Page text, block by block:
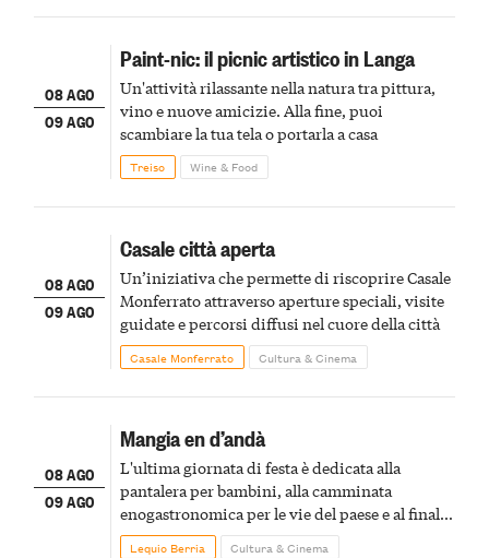
08 AGO
09 AGO
Paint-nic: il picnic artistico in Langa
Un'attività rilassante nella natura tra pittura,
vino e nuove amicizie. Alla fine, puoi
scambiare la tua tela o portarla a casa
Treiso Wine & Food
08 AGO
09 AGO
Casale città aperta
Un’iniziativa che permette di riscoprire Casale
Monferrato attraverso aperture speciali, visite
guidate e percorsi diffusi nel cuore della città
Casale Monferrato Cultura & Cinema
08 AGO
09 AGO
Mangia en d’andà
L'ultima giornata di festa è dedicata alla
pantalera per bambini, alla camminata
enogastronomica per le vie del paese e al finale
pirotecnico
Lequio Berria Cultura & Cinema